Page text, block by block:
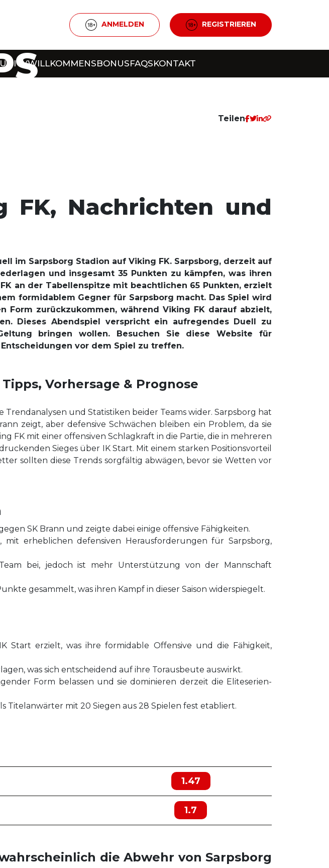
ANMELDEN REGISTRIEREN
WILLKOMMENSBONUSFAQSKONTAKT
Teilen
FK, Nachrichten und
im Sarpsborg Stadion auf Viking FK. Sarpsborg, derzeit auf
und insgesamt 35 Punkten zu kämpfen, was ihren
an der Tabellenspitze mit beachtlichen 65 Punkten, erzielt
formidablem Gegner für Sarpsborg macht. Das Spiel wird
Form zurückzukommen, während Viking FK darauf abzielt,
Dieses Abendspiel verspricht ein aufregendes Duell zu
bringen wollen. Besuchen Sie diese Website für
vor dem Spiel zu treffen.
Vorhersage & Prognose
und Statistiken beider Teams wider. Sarpsborg hat
zeigt, aber defensive Schwächen bleiben ein Problem, da sie
FK mit einer offensiven Schlagkraft in die Partie, die in mehreren
Sieges über IK Start. Mit einem starken Positionsvorteil
sollten diese Trends sorgfältig abwägen, bevor sie Wetten vor
SK Brann und zeigte dabei einige offensive Fähigkeiten.
erheblichen defensiven Herausforderungen für Sarpsborg,
bei, jedoch ist mehr Unterstützung von der Mannschaft
gesammelt, was ihren Kampf in dieser Saison widerspiegelt.
Start erzielt, was ihre formidable Offensive und die Fähigkeit,
was sich entscheidend auf ihre Torausbeute auswirkt.
Form belassen und sie dominieren derzeit die Eliteserien-
Titelanwärter mit 20 Siegen aus 28 Spielen fest etabliert.
1.47
1.7
die Abwehr von Sarpsborg